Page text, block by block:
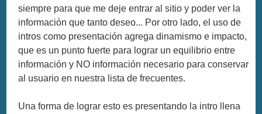
siempre para que me deje entrar al sitio y poder ver la
información que tanto deseo... Por otro lado, el uso de
intros como presentación agrega dinamismo e impacto,
que es un punto fuerte para lograr un equilibrio entre
información y NO información necesario para conservar
al usuario en nuestra lista de frecuentes.
Una forma de lograr esto es presentando la intro llena